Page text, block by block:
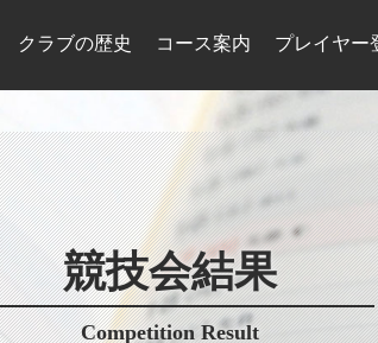
クラブの歴史 コース案内 プレイヤー
競技会結果
Competition Result